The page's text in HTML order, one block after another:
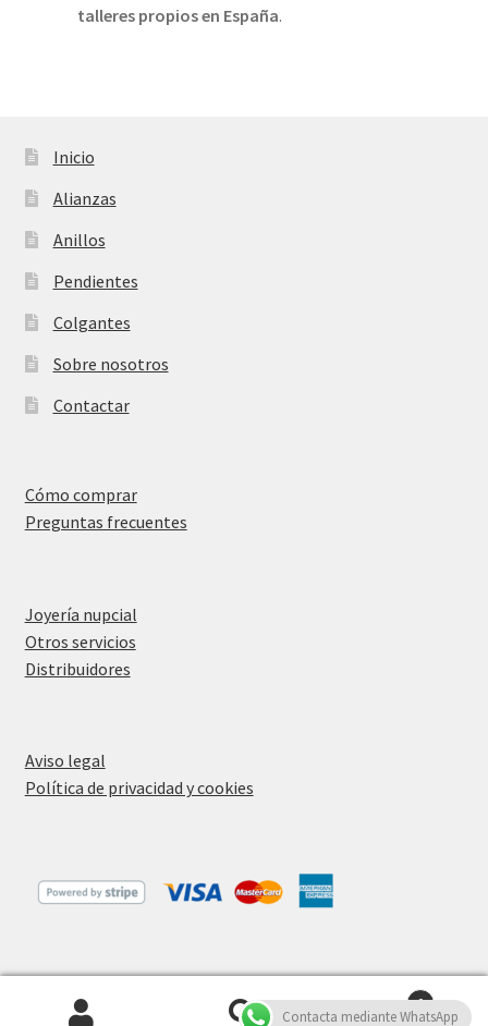
talleres propiosen España.
Inicio
Alianzas
Anillos
Pendientes
Colgantes
Sobre nosotros
Contactar
Cómo comprar
Preguntas frecuentes
Joyería nupcial
Otros servicios
Distribuidores
Aviso legal
Política de privacidad y cookies
0
Contacta mediante WhatsApp